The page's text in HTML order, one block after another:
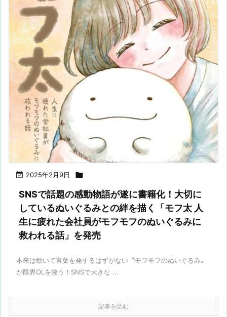
 2025年2月9日 
SNSで話題の感動物語が遂に書籍化！大切に
しているぬいぐるみとの絆を描く「モフ太 人
生に疲れた会社員がモフモフのぬいぐるみに
救われる話」を発売
本来は動いて言葉を発するはずがない〝モフモフのぬいぐるみ〟
が限界OLを救う！SNSで大きな ...
記事を読む